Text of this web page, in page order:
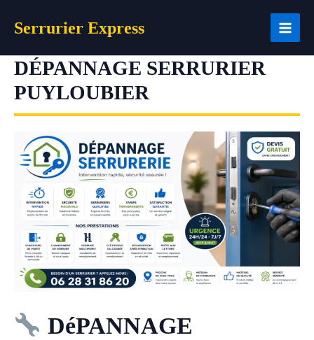
Serrurier Express
DÉPANNAGE SERRURIER
PUYLOUBIER
DéPANNAGE